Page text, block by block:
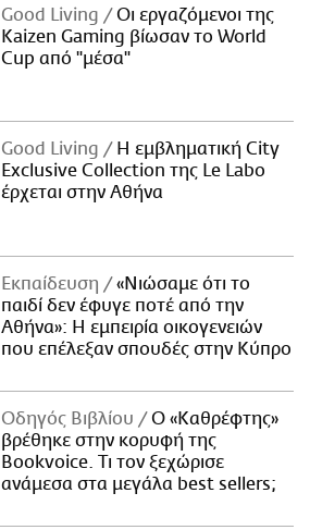
Good Living
Οι εργαζόμενοι της
Kaizen Gaming βίωσαν το World
Cup από "μέσα"
Good Living
Η εμβληματική City
Exclusive Collection της Le Labo
έρχεται στην Αθήνα
Εκπαίδευση
«Νιώσαμε ότι το
παιδί δεν έφυγε ποτέ από την
Αθήνα»: Η εμπειρία οικογενειών
που επέλεξαν σπουδές στην Κύπρο
Οδηγός Βιβλίου
Ο «Καθρέφτης»
βρέθηκε στην κορυφή της
Bookvoice. Τι τον ξεχώρισε
ανάμεσα στα μεγάλα best sellers;